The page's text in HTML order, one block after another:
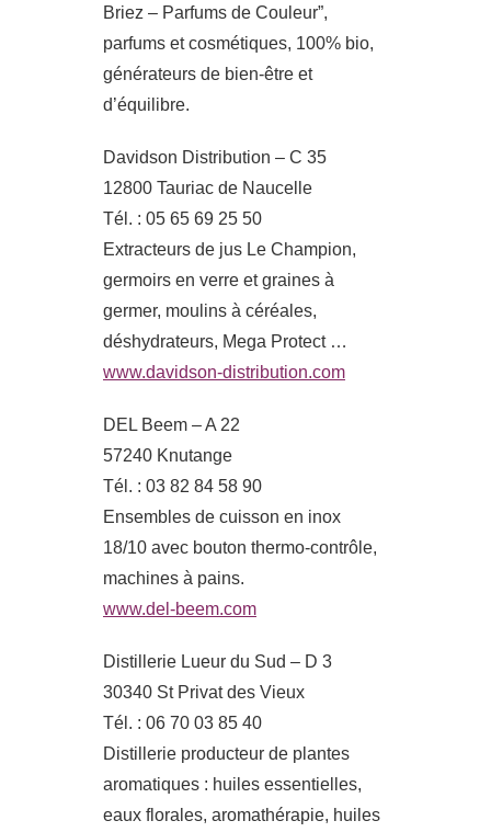
Briez – Parfums de Couleur”,
parfums et cosmétiques, 100% bio,
générateurs de bien-être et
d’équilibre.
Davidson Distribution – C 35
12800 Tauriac de Naucelle
Tél. : 05 65 69 25 50
Extracteurs de jus Le Champion,
germoirs en verre et graines à
germer, moulins à céréales,
déshydrateurs, Mega Protect …
www.davidson-distribution.com
DEL Beem – A 22
57240 Knutange
Tél. : 03 82 84 58 90
Ensembles de cuisson en inox
18/10 avec bouton thermo-contrôle,
machines à pains.
www.del-beem.com
Distillerie Lueur du Sud – D 3
30340 St Privat des Vieux
Tél. : 06 70 03 85 40
Distillerie producteur de plantes
aromatiques : huiles essentielles,
eaux florales, aromathérapie, huiles